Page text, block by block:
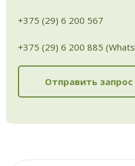
+375 (29) 6 200 567
+375 (29) 6 200 885
Отправить запрос